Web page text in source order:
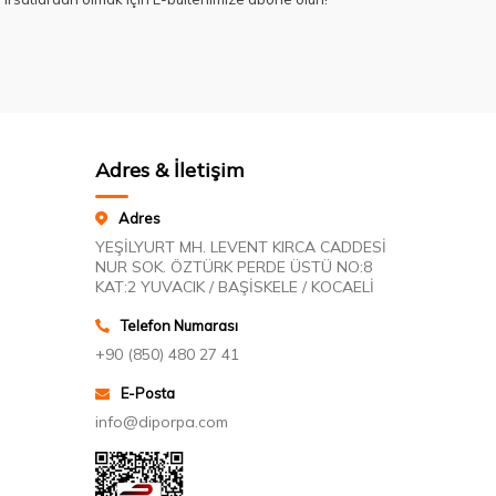
Adres & İletişim
Adres
YEŞİLYURT MH. LEVENT KIRCA CADDESİ
NUR SOK. ÖZTÜRK PERDE ÜSTÜ NO:8
KAT:2 YUVACIK / BAŞİSKELE / KOCAELİ
Telefon Numarası
+90 (850) 480 27 41
E-Posta
info@diporpa.com